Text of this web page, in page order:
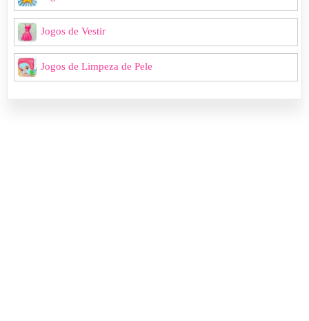
Jogos de Vestir
Jogos de Limpeza de Pele